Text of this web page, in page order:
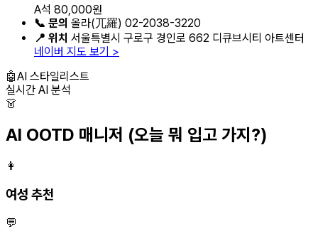
A석 80,000원
📞 문의 올라(兀羅) 02-2038-3220
📍 위치 서울특별시 구로구 경인로 662 디큐브시티 아트센터
네이버 지도 보기 >
🤖AI 스타일리스트
실시간 AI 분석
👗
AI OOTD 매니저 (오늘 뭐 입고 가지?)
👩
여성 추천
💬